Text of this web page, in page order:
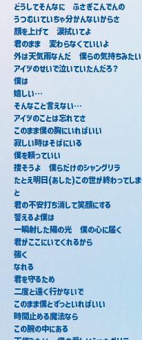
どうしてそんなに　ふさぎこんでんの
うつむいていちゃ分かんないからさ
顔を上げて　涙拭いてよ
君のまま　変わらなくていいよ
外は天気雨なんだ　僕らの気持ちみたい
アイツのせいで泣いていたんだろ？
僕は
嬉しい…
そんなこと言えない…
アイツのことは忘れてさ
このまま僕の胸にいればいい
寂しい時はそばにいる
僕を頼っていい
捜そうよ　僕らだけのシャングリラ
たとえ明日(あした)この世が終わってしま
と
君の不安打ち消して笑顔にする
誓えるよ僕は
一瞬射した陽の光　僕の心に届く
君がここにいてくれるから
強く
なれる
君を守るため
二度と遠く行かないで
このまま僕とずっといればいい
時間止める魔法なら
この腕の中にある